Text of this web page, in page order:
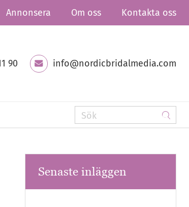
Annonsera Om oss Kontakta oss
90 info@nordicbridalmedia.com
Senaste inläggen